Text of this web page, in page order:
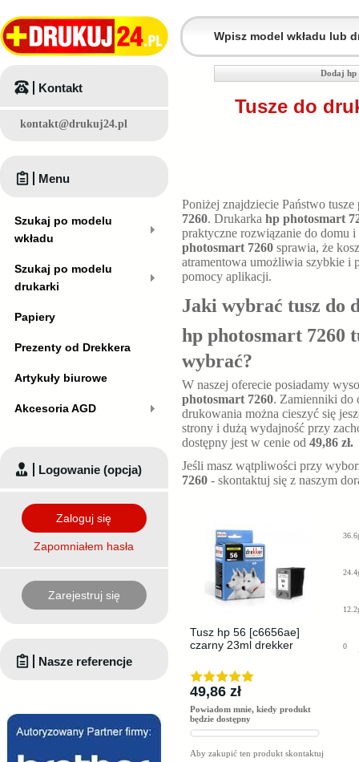
Dodaj hp
Tusze do
Poniżej znajdziecie Państwo
7260. Drukarka hp photosmart
praktyczne rozwiązanie do domu
photosmart 7260 sprawia, że
atramentowa umożliwia szybkie i
pomocy aplikacji.
Jaki wybrać tusz
hp photosmart 7260
wybrać?
W naszej oferecie posiadamy
photosmart 7260. Zamienniki
drukowania można cieszyć się
strony i dużą wydajność przy
dostępny jest w cenie od 49,86 zł.
Jeśli masz wątpliwości przy
7260 - skontaktuj się z naszym
Tusz hp 56 [c6656ae]
czarny 23ml drekker
49,86 zł
Powiadom mnie, kiedy produkt
będzie dostępny
Aby zakupić ten produkt skontaktuj
0
Kontakt
kontakt@drukuj24.pl
Menu
Szukaj po modelu
wkładu
Szukaj po modelu
drukarki
Papiery
Prezenty od Drekkera
Artykuły biurowe
Akcesoria AGD
Logowanie (opcja)
Zaloguj się
Zapomniałem hasła
Zarejestruj się
Nasze referencje